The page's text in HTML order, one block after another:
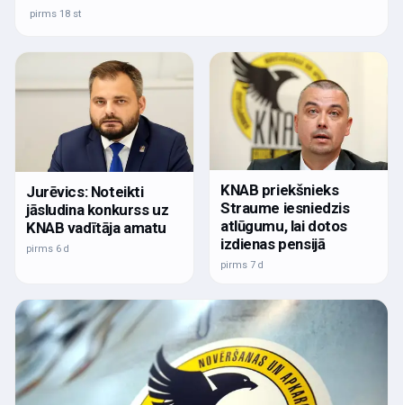
pirms 18 st
Jurēvics: Noteikti
jāsludina konkurss uz
KNAB vadītāja amatu
pirms 6 d
KNAB priekšnieks
Straume iesniedzis
atlūgumu, lai dotos
izdienas pensijā
pirms 7 d